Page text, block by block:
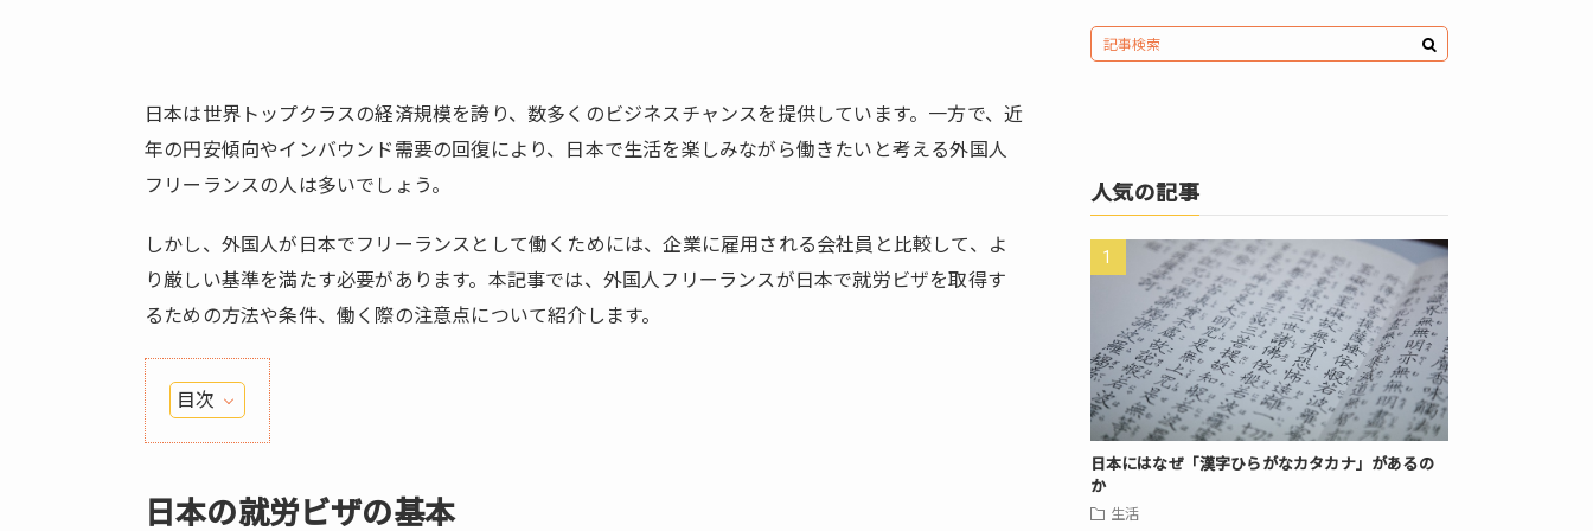
日本は世界トップクラスの経済規模を誇り、数多くのビジネスチャンスを提供しています。一方で、近
年の円安傾向やインバウンド需要の回復により、日本で生活を楽しみながら働きたいと考える外国人
フリーランスの人は多いでしょう。
しかし、外国人が日本でフリーランスとして働くためには、企業に雇用される会社員と比較して、よ
り厳しい基準を満たす必要があります。本記事では、外国人フリーランスが日本で就労ビザを取得す
るための方法や条件、働く際の注意点について紹介します。
目次
1.
本
日本の就労ビザの基本
人気の記事
日本にはなぜ「漢字ひらがなカタカナ」があるの
か
生活